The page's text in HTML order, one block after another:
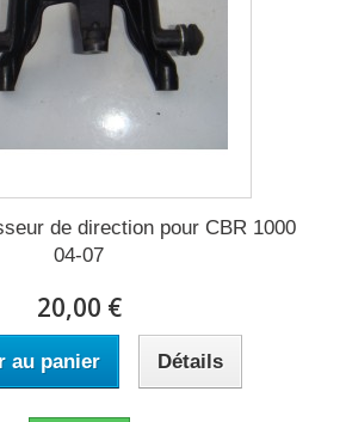
de direction pour CBR 1000
04-07
20,00 €
au panier Détails